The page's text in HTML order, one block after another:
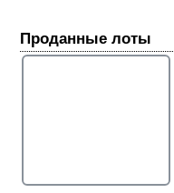
Проданные лоты